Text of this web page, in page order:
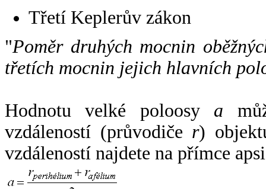
Třetí Keplerův zákon
"Poměr druhých mocnin
třetích mocnin jejich hlavních
Hodnotu velké poloosy a
vzdáleností (průvodiče r)
vzdáleností najdete na přímce